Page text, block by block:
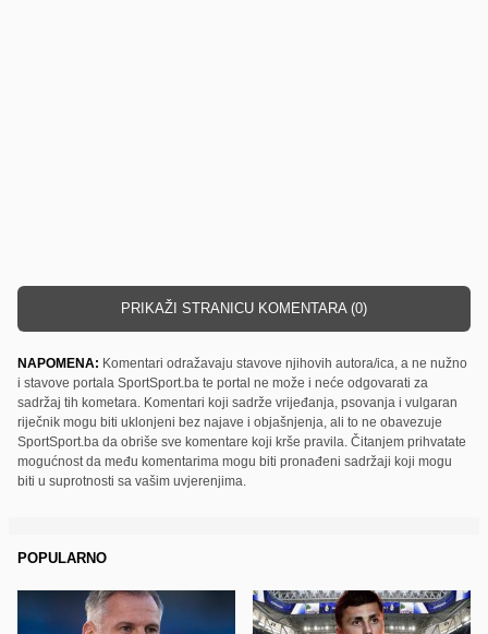
PRIKAŽI STRANICU KOMENTARA (0)
NAPOMENA: Komentari odražavaju stavove njihovih autora/ica, a ne nužno
i stavove portala SportSport.ba te portal ne može i neće odgovarati za
sadržaj tih kometara. Komentari koji sadrže vrijeđanja, psovanja i vulgaran
riječnik mogu biti uklonjeni bez najave i objašnjenja, ali to ne obavezuje
SportSport.ba da obriše sve komentare koji krše pravila. Čitanjem prihvatate
mogućnost da među komentarima mogu biti pronađeni sadržaji koji mogu
biti u suprotnosti sa vašim uvjerenjima.
POPULARNO